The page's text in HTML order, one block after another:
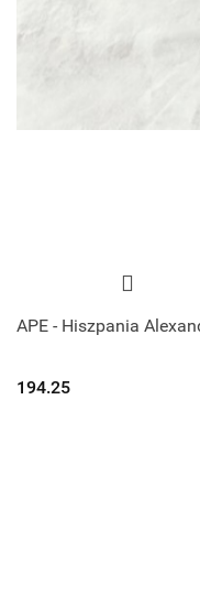
APE - Hiszpania
194.25